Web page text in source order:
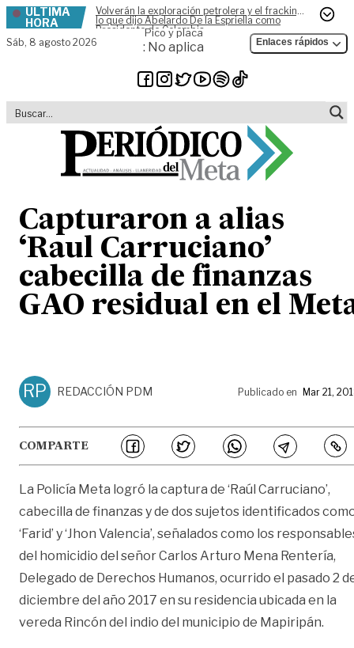
Skip to content
ÚLTIMA
HORA
Volverán la exploración petrolera y el fracking,
lo que dijo Abelardo De la Espriella como
Presidente de Colombia
Sáb, 8 agosto 2026
Pico y placa
: No aplica Enlaces rápidos
Capturaron a alias
‘Raul Carruciano’
cabecilla de finanzas
GAO residual en el
RP REDACCIÓN PDM Publicado en Mar 21,
COMPARTE
La Policía Meta logró la captura de ‘Raúl Carruciano’,
cabecilla de finanzas y de dos sujetos identificados
‘Farid’ y ‘Jhon Valencia’, señalados como los
del homicidio del señor Carlos Arturo Mena Rentería,
Delegado de Derechos Humanos, ocurrido el pasado 2
diciembre del año 2017 en su residencia ubicada en la
vereda Rincón del indio del municipio de Mapiripán.